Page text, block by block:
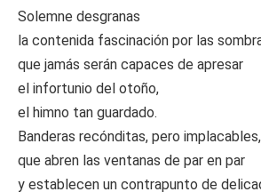
Solemne desgranas
la contenida fascinación por las
que jamás serán capaces de apresar
el infortunio del otoño,
el himno tan guardado.
Banderas recónditas, pero implacables,
que abren las ventanas de par en par
y establecen un contrapunto de